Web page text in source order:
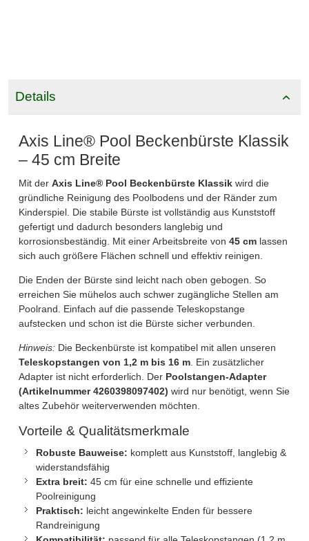
Details
Axis Line® Pool Beckenbürste Klassik
– 45 cm Breite
Mit der Axis Line® Pool Beckenbürste Klassik wird die
gründliche Reinigung des Poolbodens und der Ränder zum
Kinderspiel. Die stabile Bürste ist vollständig aus Kunststoff
gefertigt und dadurch besonders langlebig und
korrosionsbeständig. Mit einer Arbeitsbreite von 45 cm lassen
sich auch größere Flächen schnell und effektiv reinigen.
Die Enden der Bürste sind leicht nach oben gebogen. So
erreichen Sie mühelos auch schwer zugängliche Stellen am
Poolrand. Einfach auf die passende Teleskopstange
aufstecken und schon ist die Bürste sicher verbunden.
Hinweis: Die Beckenbürste ist kompatibel mit allen unseren
Teleskopstangen von 1,2 m bis 16 m. Ein zusätzlicher
Adapter ist nicht erforderlich. Der Poolstangen-Adapter
(Artikelnummer 4260398097402) wird nur benötigt, wenn Sie
altes Zubehör weiterverwenden möchten.
Vorteile & Qualitätsmerkmale
Robuste Bauweise: komplett aus Kunststoff, langlebig &
widerstandsfähig
Extra breit: 45 cm für eine schnelle und effiziente
Poolreinigung
Praktisch: leicht angewinkelte Enden für bessere
Randreinigung